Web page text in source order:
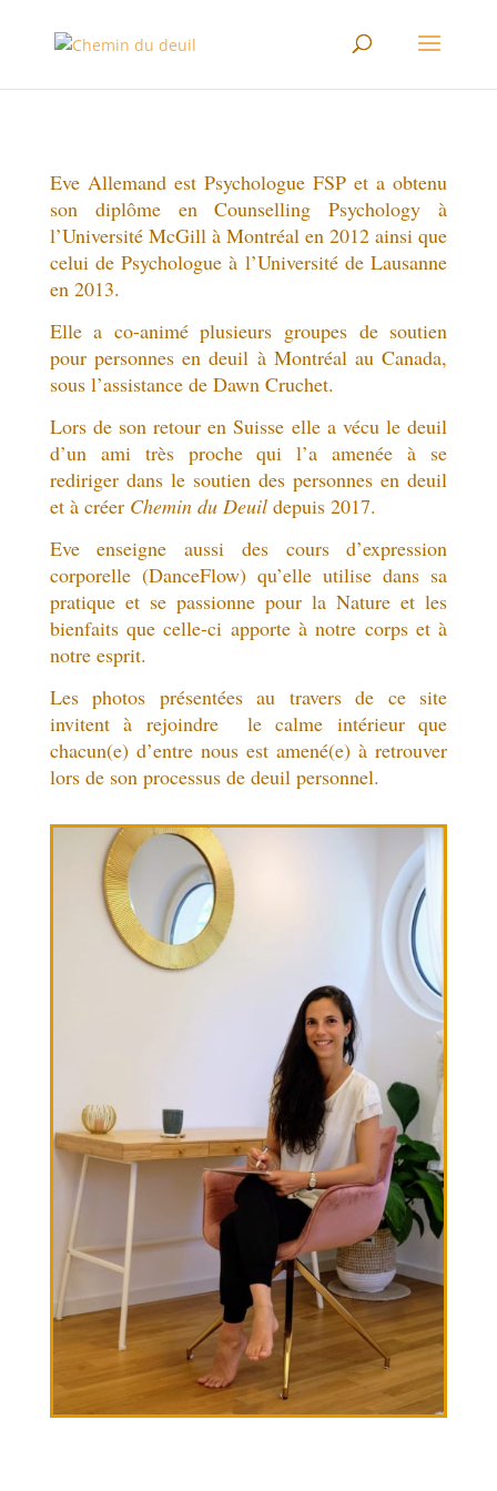
Eve Allemand est Psychologue FSP et a obtenu
son diplôme en Counselling Psychology à
l’Université McGill à Montréal en 2012 ainsi que
celui de Psychologue à l’Université de Lausanne
en 2013.
Elle a co-animé plusieurs groupes de soutien
pour personnes en deuil à Montréal au Canada,
sous l’assistance de Dawn Cruchet.
Lors de son retour en Suisse elle a vécu le deuil
d’un ami très proche qui l’a amenée à se
rediriger dans le soutien des personnes en deuil
et à créer Chemin du Deuildepuis 2017.
Eve enseigne aussi des cours d’expression
corporelle (DanceFlow) qu’elle utilise dans sa
pratique et se passionne pour la Nature et les
bienfaits que celle-ci apporte à notre corps et à
notre esprit.
Les photos présentées au travers de ce site
invitent à rejoindre le calme intérieur que
chacun(e) d’entre nous est amené(e) à retrouver
lors de son processus de deuil personnel.